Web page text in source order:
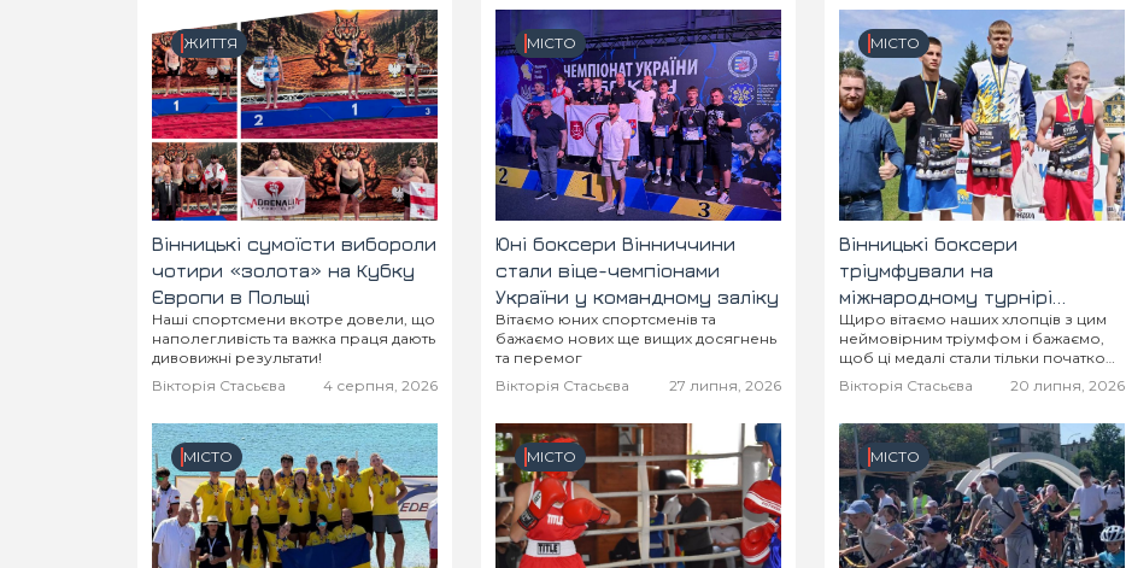
ЖИТТЯ
Вінницькі сумоїсти вибороли
чотири «золота» на Кубку
Європи в Польщі
Наші спортсмени вкотре довели, що
наполегливість та важка праця дають
дивовижні результати!
Вікторія Стасьєва
4 серпня, 2026
МІСТО
Юні боксери Вінниччини
стали віце-чемпіонами
України у командному заліку
Вітаємо юних спортсменів та
бажаємо нових ще вищих досягнень
та перемог
Вікторія Стасьєва
27 липня, 2026
МІСТО
Вінницькі боксери
тріумфували на
міжнародному турнірі
«Кубок Галичини» та
вибороли сім нагород
Щиро вітаємо наших хлопців з цим
неймовірним тріумфом і бажаємо,
щоб ці медалі стали тільки початком
великого та переможного шляху на
світових рингах!
Вікторія Стасьєва 20 липня, 2026
МІСТО МІСТО МІСТО